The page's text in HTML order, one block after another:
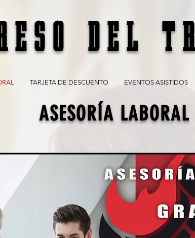
DEL
TARJETA DE DESCUENTO EVENTOS ASISTIDOS
ASESORÍA LABORAL